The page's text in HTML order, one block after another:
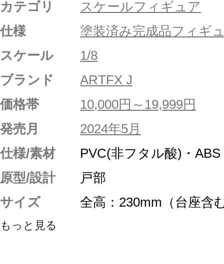
カテゴリ
スケールフィギュア
仕様
塗装済み完成品フィギ
スケール
1/8
ブランド
ARTFX J
価格帯
10,000円～19,999円
発売月
2024年5月
仕様/素材
PVC(非フタル酸)・
原型/設計
戸部
サイズ
全高：230mm（台座含
もっと見る